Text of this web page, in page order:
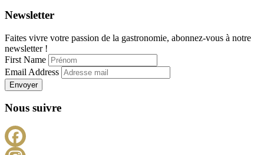
Newsletter
Faites vivre votre passion de la gastronomie, abonnez-vous à notre
newsletter !
First Name
Email Address
Envoyer
Nous suivre